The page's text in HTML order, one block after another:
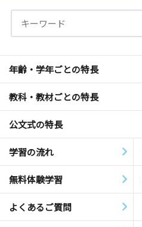
年齢・学年ごとの特長
教科・教材ごとの特長
公文式の特長
学習の流れ
無料体験学習
よくあるご質問